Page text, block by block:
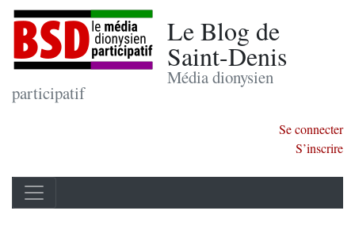
Le Blog de
Saint-Denis
Média dionysien
participatif
Se connecter
S’inscrire